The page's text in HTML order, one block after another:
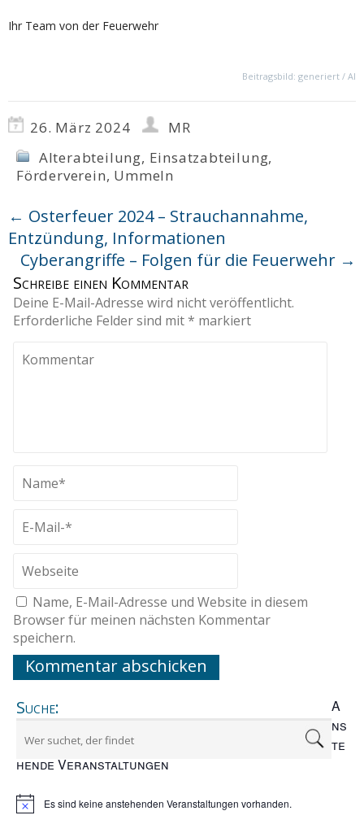
Ihr Team von der Feuerwehr
Beitragsbild: generiert / AI
26. März 2024
MR
Alterabteilung, Einsatzabteilung,
Förderverein, Ummeln
← Osterfeuer 2024 – Strauchannahme,
Entzündung, Informationen
Cyberangriffe – Folgen für die Feuerwehr →
Schreibe einen Kommentar
Deine E-Mail-Adresse wird nicht veröffentlicht.
Erforderliche Felder sind mit* markiert
Name, E-Mail-Adresse und Website in diesem
Browser für meinen nächsten Kommentar
speichern.
Suche:
A
ns
te
hende Veranstaltungen
HinweisEs sind keine anstehenden Veranstaltungen vorhanden.